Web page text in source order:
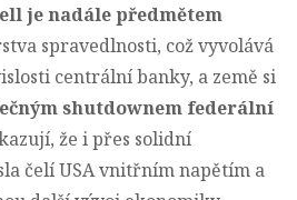
je nadále předmětem
spravedlnosti, což vyvolává
centrální banky, a země si
shutdownem federální
že i přes solidní
čelí USA vnitřním napětím a